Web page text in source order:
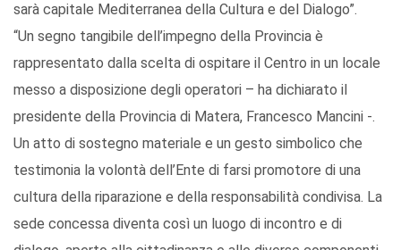
sarà capitale Mediterranea della Cultura e del Dialogo”.
“Un segno tangibile dell’impegno della Provincia è
rappresentato dalla scelta di ospitare il Centro in un locale
messo a disposizione degli operatori – ha dichiarato il
presidente della Provincia di Matera, Francesco Mancini -.
Un atto di sostegno materiale e un gesto simbolico che
testimonia la volontà dell’Ente di farsi promotore di una
cultura della riparazione e della responsabilità condivisa. La
sede concessa diventa così un luogo di incontro e di